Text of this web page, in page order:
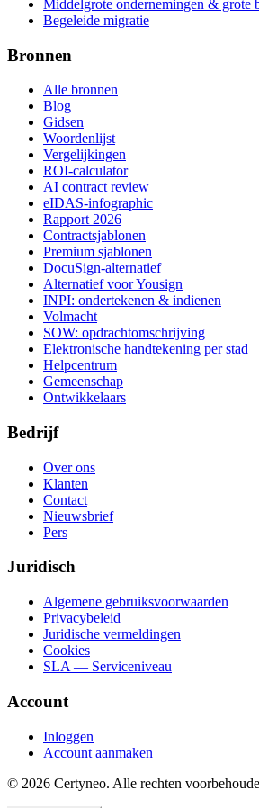
Middelgrote ondernemingen & grote
Begeleide migratie
Bronnen
Alle bronnen
Blog
Gidsen
Woordenlijst
Vergelijkingen
ROI-calculator
AI contract review
eIDAS-infographic
Rapport 2026
Contractsjablonen
Premium sjablonen
DocuSign-alternatief
Alternatief voor Yousign
INPI: ondertekenen & indienen
Volmacht
SOW: opdrachtomschrijving
Elektronische handtekening per stad
Helpcentrum
Gemeenschap
Ontwikkelaars
Bedrijf
Over ons
Klanten
Contact
Nieuwsbrief
Pers
Juridisch
Algemene gebruiksvoorwaarden
Privacybeleid
Juridische vermeldingen
Cookies
SLA — Serviceniveau
Account
Inloggen
Account aanmaken
© 2026 Certyneo. Alle rechten